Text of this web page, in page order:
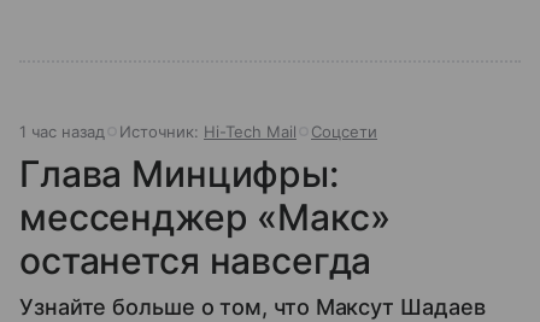
1 час назад Источник: Hi-Tech Mail Соцсети
Глава Минцифры:
мессенджер «Макс»
останется навсегда
Узнайте больше о том, что Максут Шадаев